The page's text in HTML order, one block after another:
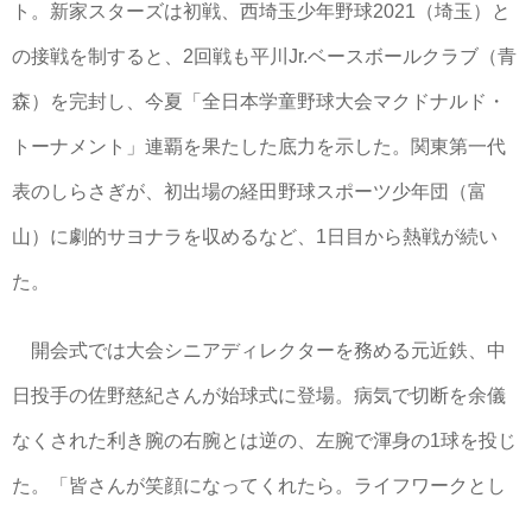
ト。新家スターズは初戦、西埼玉少年野球2021（埼玉）と
の接戦を制すると、2回戦も平川Jr.ベースボールクラブ（青
森）を完封し、今夏「全日本学童野球大会マクドナルド・
トーナメント」連覇を果たした底力を示した。関東第一代
表のしらさぎが、初出場の経田野球スポーツ少年団（富
山）に劇的サヨナラを収めるなど、1日目から熱戦が続い
た。
開会式では大会シニアディレクターを務める元近鉄、中
日投手の佐野慈紀さんが始球式に登場。病気で切断を余儀
なくされた利き腕の右腕とは逆の、左腕で渾身の1球を投じ
た。「皆さんが笑顔になってくれたら。ライフワークとし